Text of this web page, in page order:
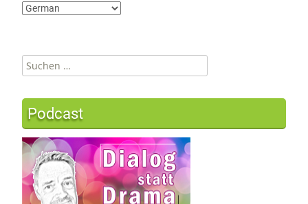
Suchen
nach:
Podcast